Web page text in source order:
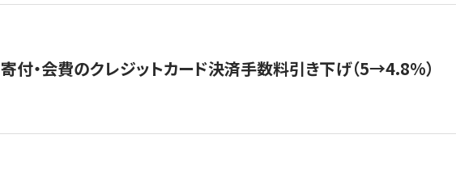
寄付・会費のクレジットカード決済手数料引き下げ（5→4.8%）